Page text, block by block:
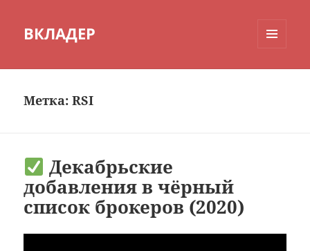
ВКЛАДЕР
Метка:RSI
Декабрьские
добавления в чёрный
список брокеров (2020)